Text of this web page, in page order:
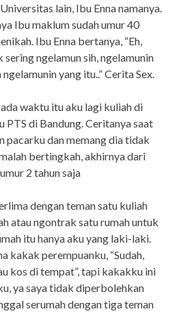
lain, Ibu Enna namanya.
Ibu maklum sudah umur 40
Ibu Enna bertanya, “Eh,
ngelamun sih, ngelamunin
yang itu..” Cerita Sex.
waktu itu aku lagi kuliah di
PTS di Bandung. Ceritanya saat
pacarku dan memang dia tidak
bertingkah, akhirnya dari
2 tahun saja
dengan teman satu kuliah
atau ngontrak satu rumah untuk
itu hanya aku yang laki-laki.
kakak perempuanku, “Sudah,
kos di tempat”, tapi kakakku ini
ya saya tidak diperbolehkan
serumah dengan tiga teman